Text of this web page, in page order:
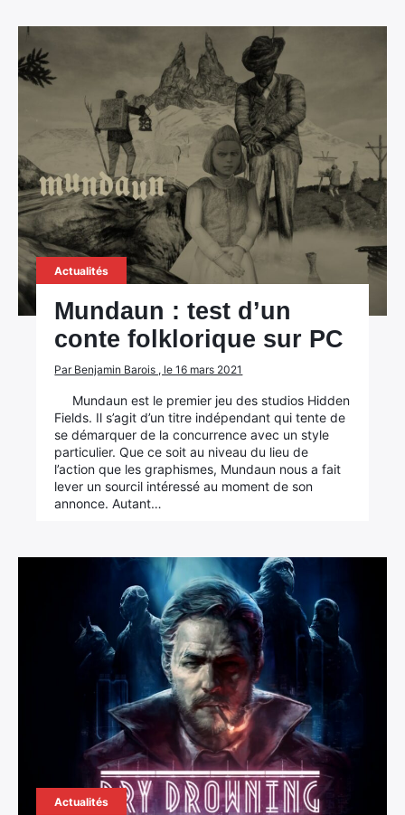
Actualités
Mundaun : test d’un
conte folklorique sur PC
Par Benjamin Barois , le 16 mars 2021
Mundaun est le premier jeu des studios Hidden
Fields. Il s’agit d’un titre indépendant qui tente de
se démarquer de la concurrence avec un style
particulier. Que ce soit au niveau du lieu de
l’action que les graphismes, Mundaun nous a fait
lever un sourcil intéressé au moment de son
annonce. Autant…
Actualités